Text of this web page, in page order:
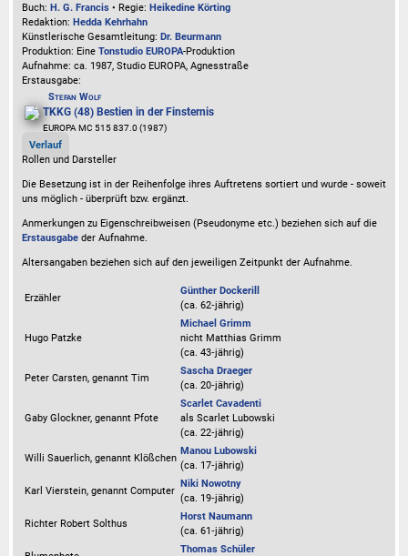
Buch: H. G. Francis • Regie: Heikedine Körting
Redaktion: Hedda Kehrhahn
Künstlerische Gesamtleitung: Dr. Beurmann
Produktion: Eine Tonstudio EUROPA-Produktion
Aufnahme: ca. 1987, Studio EUROPA, Agnesstraße
Erstausgabe:
Stefan Wolf
TKKG (48) Bestien in der Finsternis
EUROPA MC 515 837.0 (1987)
Verlauf
Rollen und Darsteller
Die Besetzung ist in der Reihenfolge ihres Auftretens sortiert und wurde - soweit
uns möglich - überprüft bzw. ergänzt.
Anmerkungen zu Eigenschreibweisen (Pseudonyme etc.) beziehen sich auf die
Erstausgabe der Aufnahme.
Altersangaben beziehen sich auf den jeweiligen Zeitpunkt der Aufnahme.
Erzähler
Günther Dockerill
(ca. 62‑jährig)
Hugo Patzke
Michael Grimm
nicht Matthias Grimm
(ca. 43‑jährig)
Peter Carsten, genannt Tim
Sascha Draeger
(ca. 20‑jährig)
Gaby Glockner, genannt Pfote
Scarlet Cavadenti
als Scarlet Lubowski
(ca. 22‑jährig)
Willi Sauerlich, genannt Klößchen
Manou Lubowski
(ca. 17‑jährig)
Karl Vierstein, genannt Computer
Niki Nowotny
(ca. 19‑jährig)
Richter Robert Solthus
Horst Naumann
(ca. 61‑jährig)
Thomas Schüler